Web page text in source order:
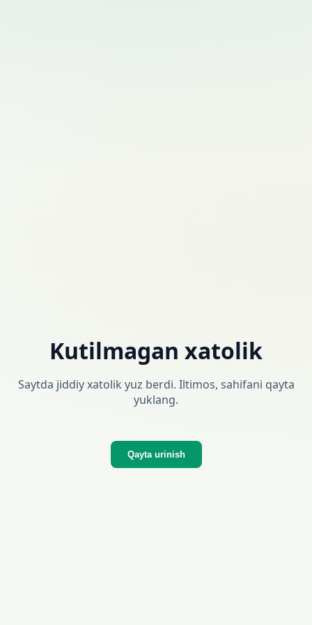
Kutilmagan xatolik
Saytda jiddiy xatolik yuz berdi. Iltimos, sahifani qayta
yuklang.
Qayta urinish